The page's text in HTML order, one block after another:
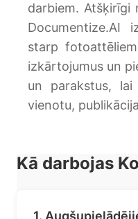
darbiem. Atšķirīgi
Documentize.AI
starp
izkārtojumus un
un parakstus,
vienotu,
Kā darbojas
1.